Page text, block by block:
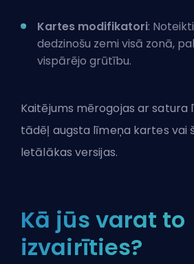
Kartes modifikatori:
dedzinošu zemi visā zonā,
vispārējo grūtību.
Kaitējums mērogojas ar satura
tādēļ augsta līmeņa kartes vai
letālākas versijas.
Kā jūs varat to
izvairīties?